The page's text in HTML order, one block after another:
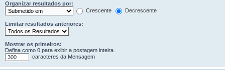
Organizar resultados por:
Crescente
Decrescente
Limitar resultados anteriores:
Mostrar os primeiros:
Defina como 0 para exibir a postagem inteira.
caracteres da Mensagem